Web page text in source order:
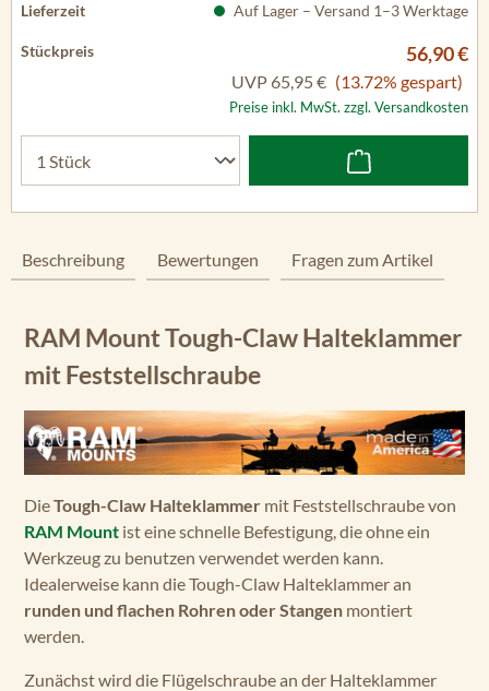
Auf Lager – Versand 1–3 Werktage
56,90 €
UVP 65,95 € (13.72% gespart)
Preise inkl. MwSt. zzgl. Versandkosten
Beschreibung Bewertungen Fragen zum Artikel
RAM Mount Tough-Claw Halteklammer
mit Feststellschraube
DieTough-Claw Halteklammer mit Feststellschraube von
RAM Mount ist eine schnelle Befestigung, die ohne ein
Werkzeug zu benutzen verwendet werden kann.
Idealerweise kann die Tough-Claw Halteklammer an
runden und flachen Rohren oder Stangen montiert
werden.
Zunächst wird die Flügelschraube an der Halteklammer